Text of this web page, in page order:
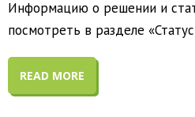
Информацию о решении и
посмотреть в разделе
READ MORE